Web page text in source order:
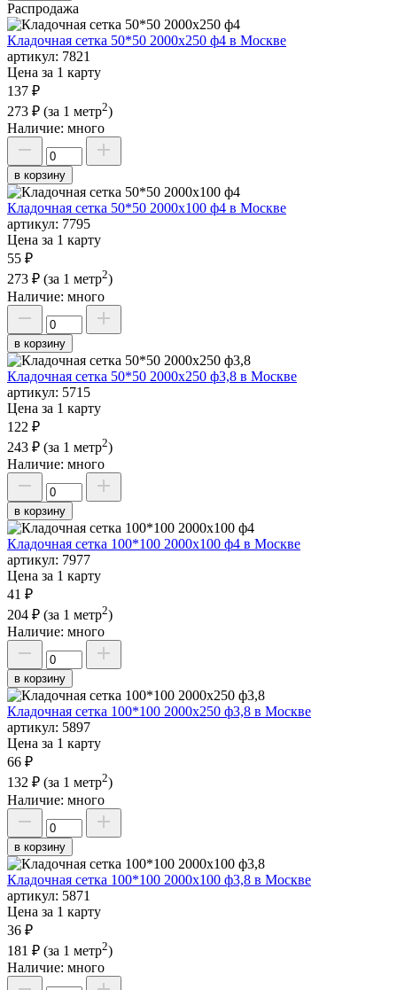
Распродажа
Кладочная сетка 50*50 2000х250 ф4 в Москве
артикул: 7821
Цена за 1 карту
137 ₽
273 ₽ (за 1 метр2)
Наличие: много
в корзину
Кладочная сетка 50*50 2000х100 ф4 в Москве
артикул: 7795
Цена за 1 карту
55 ₽
273 ₽ (за 1 метр2)
Наличие: много
в корзину
Кладочная сетка 50*50 2000х250 ф3,8 в Москве
артикул: 5715
Цена за 1 карту
122 ₽
243 ₽ (за 1 метр2)
Наличие: много
в корзину
Кладочная сетка 100*100 2000х100 ф4 в Москве
артикул: 7977
Цена за 1 карту
41 ₽
204 ₽ (за 1 метр2)
Наличие: много
в корзину
Кладочная сетка 100*100 2000х250 ф3,8 в Москве
артикул: 5897
Цена за 1 карту
66 ₽
132 ₽ (за 1 метр2)
Наличие: много
в корзину
Кладочная сетка 100*100 2000х100 ф3,8 в Москве
артикул: 5871
Цена за 1 карту
36 ₽
181 ₽ (за 1 метр2)
Наличие: много